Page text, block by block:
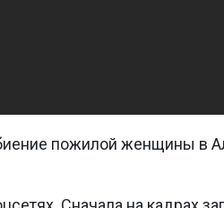
пожилой женщины в